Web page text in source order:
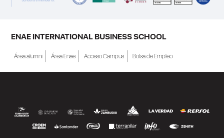
ENAE INTERNATIONAL BUSINESS SCHOOL
Área alumni Área Enae Acceso Campus Bolsa de Empleo